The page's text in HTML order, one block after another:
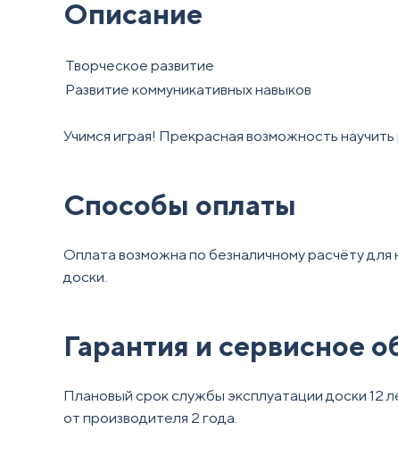
Описание
Творческое развитие
Развитие коммуникативных навыков
Учимся играя! Прекрасная возможность
Способы оплаты
Оплата возможна по безналичному расчёту
доски.
Гарантия и сервисное
Плановый срок службы эксплуатации доски 12
от производителя 2 года.